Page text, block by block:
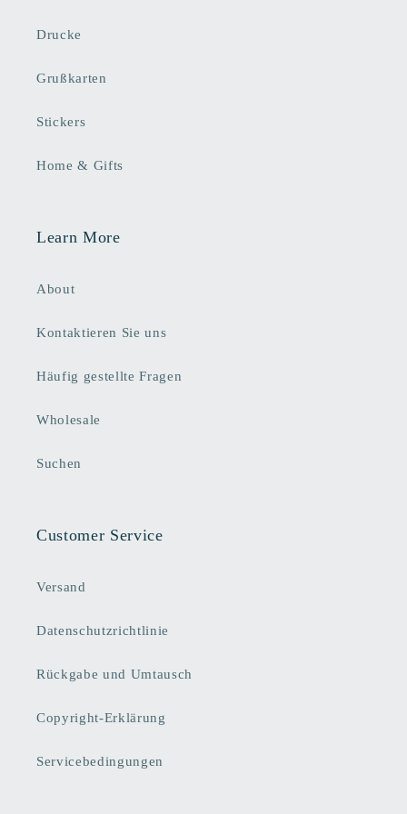
Drucke
Grußkarten
Stickers
Home & Gifts
Learn More
About
Kontaktieren Sie uns
Häufig gestellte Fragen
Wholesale
Suchen
Customer Service
Versand
Datenschutzrichtlinie
Rückgabe und Umtausch
Copyright-Erklärung
Servicebedingungen